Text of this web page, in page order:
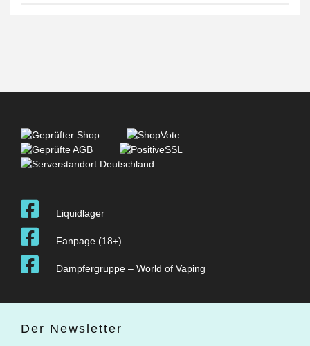
Liquidlager
Fanpage (18+)
Dampfergruppe – World of Vaping
Der Newsletter